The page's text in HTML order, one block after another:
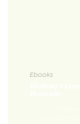
Ebooks